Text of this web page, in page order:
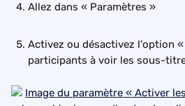
Allez dans « Paramètres »
Activez ou désactivez l'option
participants à voir les sous-